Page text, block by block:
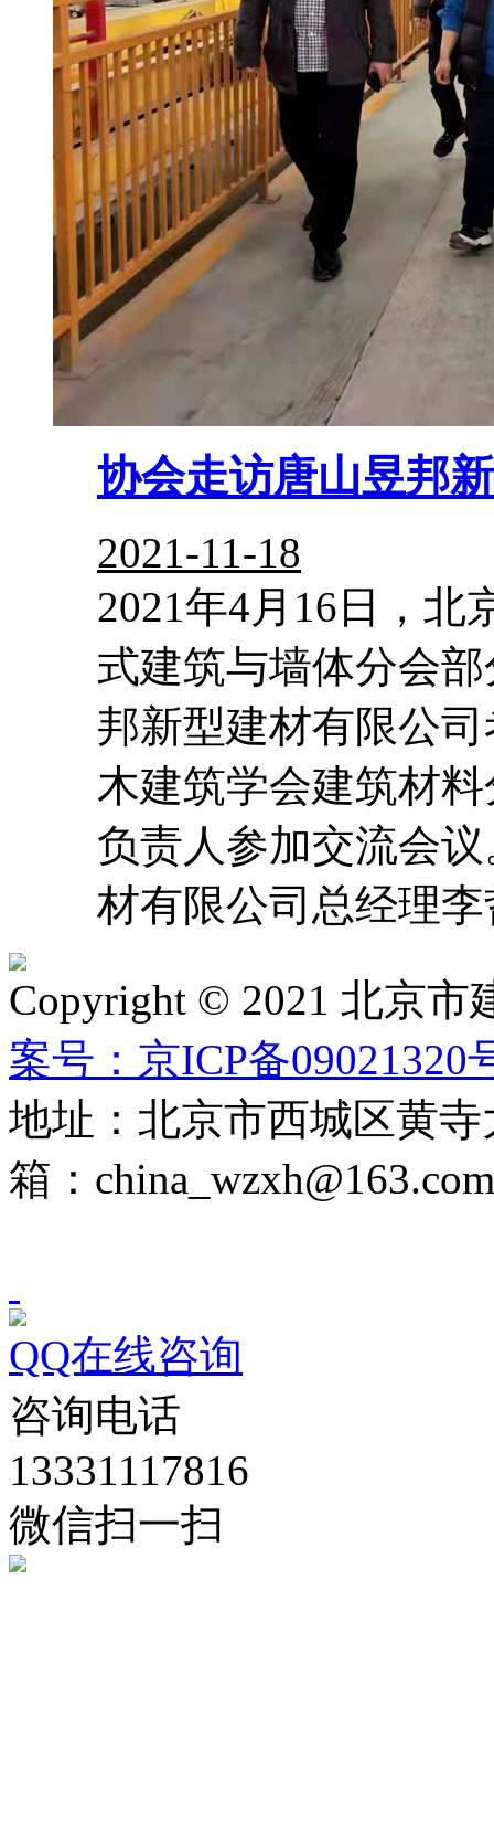
协会走访唐山昱邦
2021-11-18
2021年4月16日，北
式建筑与墙体分会
邦新型建材有限公
木建筑学会建筑材
负责人参加交流会
材有限公司总经理
Copyright © 2021 北京
案号：京ICP备09021320
地址：北京市西城区黄
箱：china_wzxh@163.com
QQ在线咨询
咨询电话
13331117816
微信扫一扫